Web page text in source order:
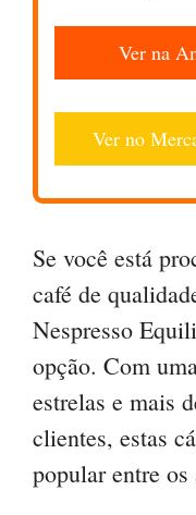
Ver na
Ver no
Se você está
café de
Nespresso
opção. Com
estrelas e mais
clientes, estas
popular entre os